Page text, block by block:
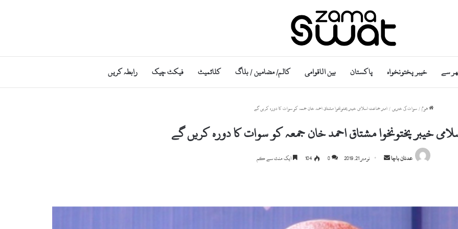
سے خیبر پختونخواہ پاکستان بین الاقوامی کالم/ مضامین / بلاگ کلائمیٹ فیکٹ چیک رابطہ کریں
ھوم / سوات کی خبریں / امیر جماعت اسلامی خیبر پختونخوا مشتاق احمد خان جمعہ کو سوات کا دورہ کریں گے
خیبر پختونخوا مشتاق احمد خان جمعہ کو سوات کا دورہ کریں گے
عدنان باچا
a
نومبر 21, 2019 0
104 ایک منٹ سے کم